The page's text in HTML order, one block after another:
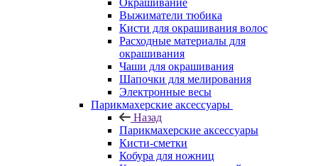
Окрашивание
Выжиматели тюбика
Кисти для окрашивания волос
Расходные материалы для
окрашивания
Чаши для окрашивания
Шапочки для мелирования
Электронные весы
Парикмахерские аксессуары
Назад
Парикмахерские аксессуары
Кисти-сметки
Кобура для ножниц